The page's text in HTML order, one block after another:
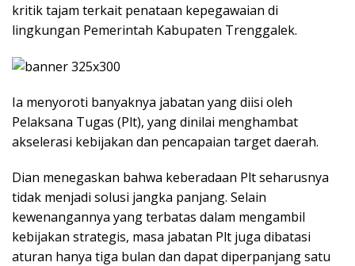
kritik tajam terkait penataan kepegawaian di
lingkungan Pemerintah Kabupaten Trenggalek.
Ia menyoroti banyaknya jabatan yang diisi oleh
Pelaksana Tugas (Plt), yang dinilai menghambat
akselerasi kebijakan dan pencapaian target daerah.
​Dian menegaskan bahwa keberadaan Plt seharusnya
tidak menjadi solusi jangka panjang. Selain
kewenangannya yang terbatas dalam mengambil
kebijakan strategis, masa jabatan Plt juga dibatasi
aturan hanya tiga bulan dan dapat diperpanjang satu